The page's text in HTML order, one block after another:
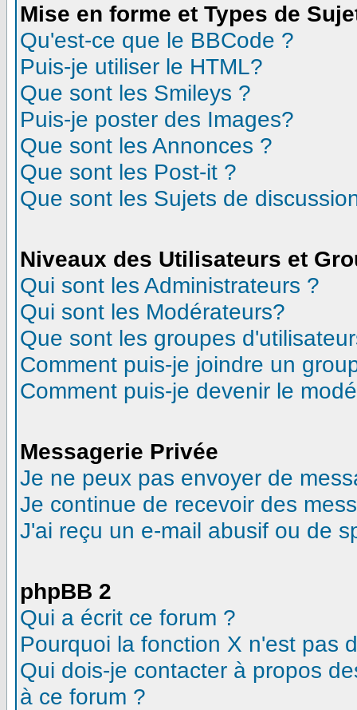
Mise en forme et Types de
Qu'est-ce que le BBCode ?
Puis-je utiliser le HTML?
Que sont les Smileys ?
Puis-je poster des Images?
Que sont les Annonces ?
Que sont les Post-it ?
Que sont les Sujets de
Niveaux des Utilisateurs et
Qui sont les Administrateurs ?
Qui sont les Modérateurs?
Que sont les groupes
Comment puis-je joindre un
Comment puis-je devenir le
Messagerie Privée
Je ne peux pas envoyer de
Je continue de recevoir des
J'ai reçu un e-mail abusif ou de
phpBB 2
Qui a écrit ce forum ?
Pourquoi la fonction X n'est pas
Qui dois-je contacter à propos
à ce forum ?